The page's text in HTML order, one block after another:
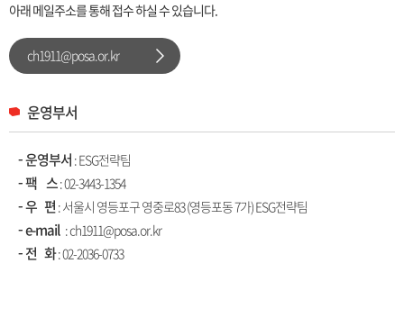
아래 메일주소를 통해 접수 하실 수 있습니다.
ch1911@posa.or.kr
운영부서
운영부서 : ESG전략팀
팩 스: 02-3443-1354
우 편 : 서울시 영등포구 영중로83 (영등포동 7가) ESG전략팀
e-mail : ch1911@posa.or.kr
전 화:02-2036-0733